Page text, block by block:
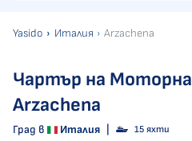
Yasido Италия Arzachena
Чартър на Моторна
Arzachena
Град в Италия 15 яхти